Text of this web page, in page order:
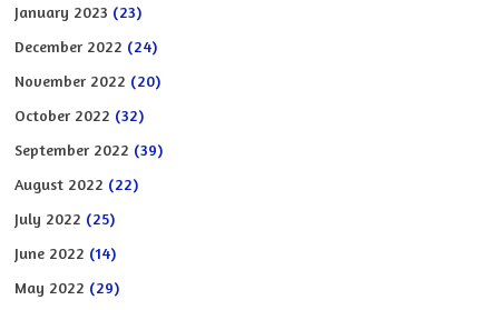
January 2023 (23)
December 2022 (24)
November 2022 (20)
October 2022 (32)
September 2022 (39)
August 2022 (22)
July 2022 (25)
June 2022 (14)
May 2022 (29)